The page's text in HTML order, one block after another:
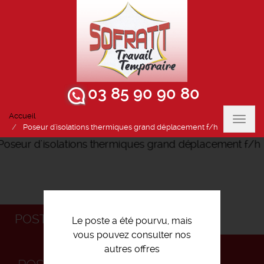
03 85 90 90 80
Accueil
Poseur d'isolations thermiques grand déplacement f/h
Le poste a été pourvu, mais
vous pouvez consulter nos
autres offres
POSTULEZ